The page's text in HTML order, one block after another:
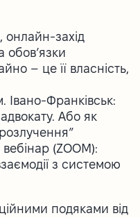
захід
обов’язки
– це її власність,
Івано-Франківськ:
Або як
(ZOOM):
з системою
подяками від